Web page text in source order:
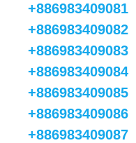
+886983409081
+886983409082
+886983409083
+886983409084
+886983409085
+886983409086
+886983409087